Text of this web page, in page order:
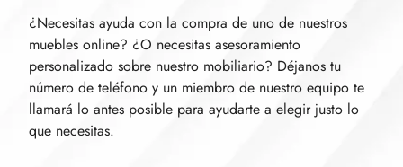
¿Necesitas ayuda con la compra de uno de nuestros
muebles online? ¿O necesitas asesoramiento
personalizado sobre nuestro mobiliario? Déjanos tu
número de teléfono y un miembro de nuestro equipo te
llamará lo antes posible para ayudarte a elegir justo lo
que necesitas.